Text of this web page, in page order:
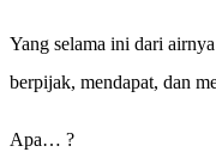
Yang selama ini dari
berpijak, mendapat, dan
Apa… ?